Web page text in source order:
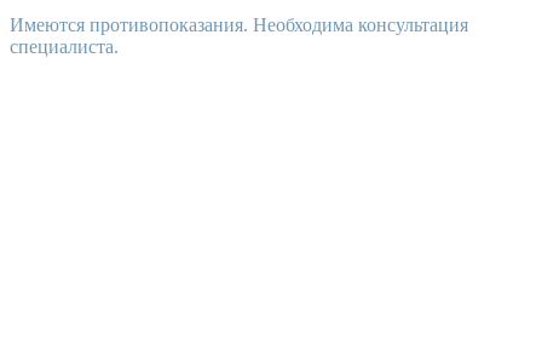
Имеются противопоказания. Необходима консультация
специалиста.